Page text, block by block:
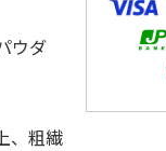
ウダ
、粗繊